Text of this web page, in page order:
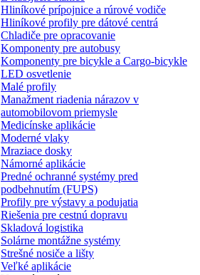
Hliníkové prípojnice a rúrové vodiče
Hliníkové profily pre dátové centrá
Chladiče pre opracovanie
Komponenty pre autobusy
Komponenty pre bicykle a Cargo-bicykle
LED osvetlenie
Malé profily
Manažment riadenia nárazov v
automobilovom priemysle
Medicínske aplikácie
Moderné vlaky
Mraziace dosky
Námorné aplikácie
Predné ochranné systémy pred
podbehnutím (FUPS)
Profily pre výstavy a podujatia
Riešenia pre cestnú dopravu
Skladová logistika
Solárne montážne systémy
Strešné nosiče a lišty
Veľké aplikácie